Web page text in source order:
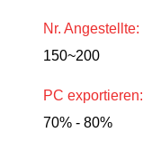
Nr. Angestellte:
150~200
PC exportieren:
70% - 80%